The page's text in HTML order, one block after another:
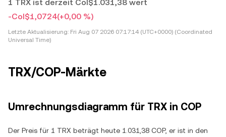
1 TRX ist derzeit Col$1.031,38 wert
-Col$1,0724(+0,00 %)
Letzte Aktualisierung: Fri Aug 07 2026 07:17:14 (UTC+0000) (Coordinated
Universal Time)
TRX/COP-Märkte
Umrechnungsdiagramm für TRX in COP
Der Preis für 1 TRX beträgt heute 1.031,38 COP, er ist in den